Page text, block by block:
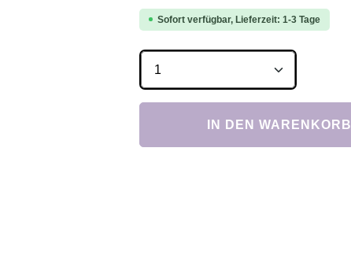
Sofort verfügbar, Lieferzeit: 1-3 Tage
Produkt Anzahl: Gib den
IN DEN WARENKORB